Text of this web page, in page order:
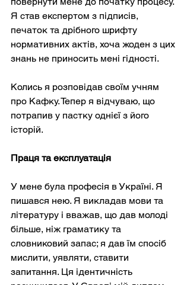
Я став експертом з підписів,
печаток та дрібного шрифту
нормативних актів, хоча жоден з цих
знань не приносить мені гідності.
Колись я розповідав своїм учням
про Кафку. Тепер я відчуваю, що
потрапив у пастку однієї з його
історій.
Праця та експлуатація
У мене була професія в Україні. Я
пишався нею. Я викладав мови та
літературу і вважав, що дав молоді
більше, ніж граматику та
словниковий запас; я дав їм спосіб
мислити, уявляти, ставити
запитання. Ця ідентичність